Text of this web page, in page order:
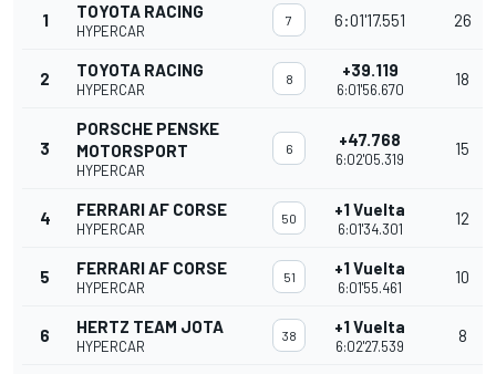
1 TOYOTA RACING
HYPERCAR
7 6:01'17.551 26
2 TOYOTA RACING
HYPERCAR
8 +39.119
6:01'56.670
18
3
PORSCHE PENSKE
MOTORSPORT
HYPERCAR
6 +47.768
6:02'05.319
15
4 FERRARI AF CORSE
HYPERCAR
50 +1 Vuelta
6:01'34.301
12
5 FERRARI AF CORSE
HYPERCAR
51 +1 Vuelta
6:01'55.461
10
6 HERTZ TEAM JOTA
HYPERCAR
38 +1 Vuelta
6:02'27.539
8